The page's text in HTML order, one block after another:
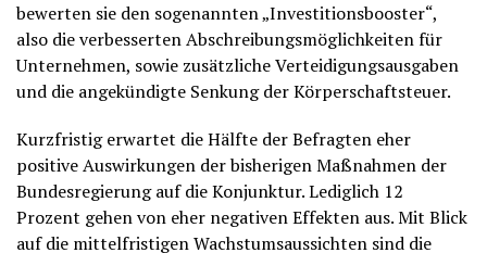
bewerten sie den sogenannten „Investitionsbooster“,
also die verbesserten Abschreibungsmöglichkeiten für
Unternehmen, sowie zusätzliche Verteidigungsausgaben
und die angekündigte Senkung der Körperschaftsteuer.
Kurzfristig erwartet die Hälfte der Befragten eher
positive Auswirkungen der bisherigen Maßnahmen der
Bundesregierung auf die Konjunktur. Lediglich 12
Prozent gehen von eher negativen Effekten aus. Mit Blick
auf die mittelfristigen Wachstumsaussichten sind die